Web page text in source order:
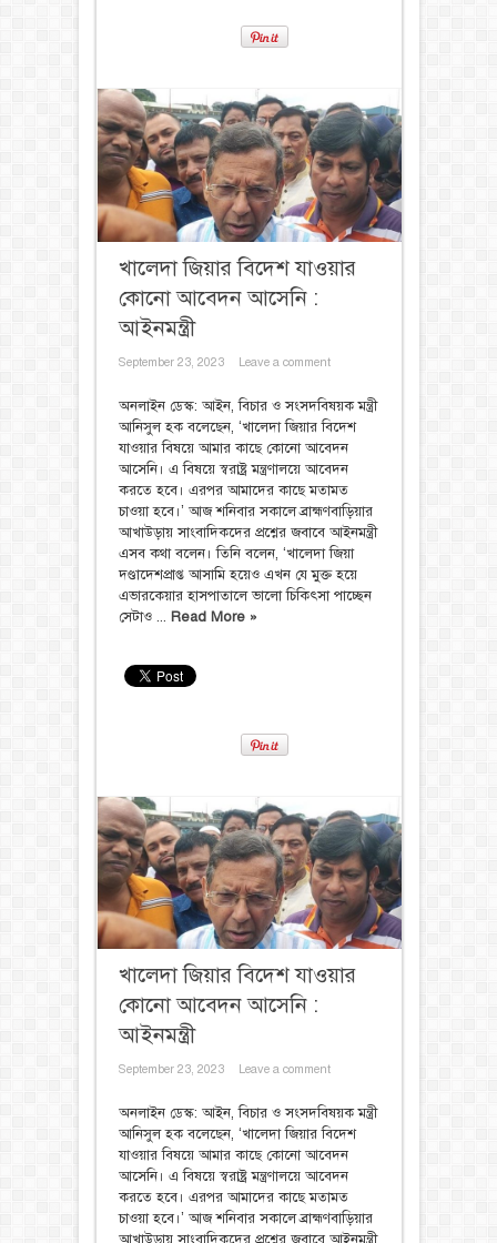
খালেদা জিয়ার বিদেশ যাওয়ার
কোনো আবেদন আসেনি :
আইনমন্ত্রী
September 23, 2023 Leave a comment
অনলাইন ডেস্ক: আইন, বিচার ও সংসদবিষয়ক মন্ত্রী
আনিসুল হক বলেছেন, ‘খালেদা জিয়ার বিদেশ
যাওয়ার বিষয়ে আমার কাছে কোনো আবেদন
আসেনি। এ বিষয়ে স্বরাষ্ট্র মন্ত্রণালয়ে আবেদন
করতে হবে। এরপর আমাদের কাছে মতামত
চাওয়া হবে।’ আজ শনিবার সকালে ব্রাহ্মণবাড়িয়ার
আখাউড়ায় সাংবাদিকদের প্রশ্নের জবাবে আইনমন্ত্রী
এসব কথা বলেন। তিনি বলেন, ‘খালেদা জিয়া
দণ্ডাদেশপ্রাপ্ত আসামি হয়েও এখন যে মুক্ত হয়ে
এভারকেয়ার হাসপাতালে ভালো চিকিৎসা পাচ্ছেন
সেটাও ... Read More »
খালেদা জিয়ার বিদেশ যাওয়ার
কোনো আবেদন আসেনি :
আইনমন্ত্রী
September 23, 2023 Leave a comment
অনলাইন ডেস্ক: আইন, বিচার ও সংসদবিষয়ক মন্ত্রী
আনিসুল হক বলেছেন, ‘খালেদা জিয়ার বিদেশ
যাওয়ার বিষয়ে আমার কাছে কোনো আবেদন
আসেনি। এ বিষয়ে স্বরাষ্ট্র মন্ত্রণালয়ে আবেদন
করতে হবে। এরপর আমাদের কাছে মতামত
চাওয়া হবে।’ আজ শনিবার সকালে ব্রাহ্মণবাড়িয়ার